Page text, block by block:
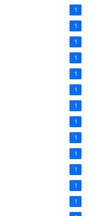
1
1
1
1
1
1
1
1
1
1
1
1
1